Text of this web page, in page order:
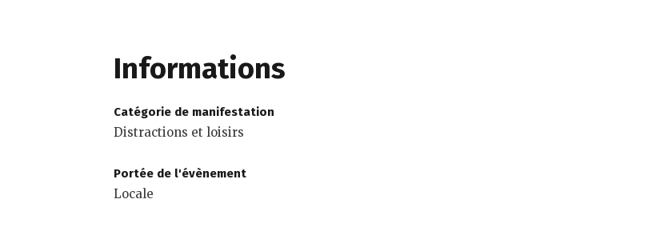
Informations
Catégorie de manifestation
Distractions et loisirs
Portée de l'évènement
Locale